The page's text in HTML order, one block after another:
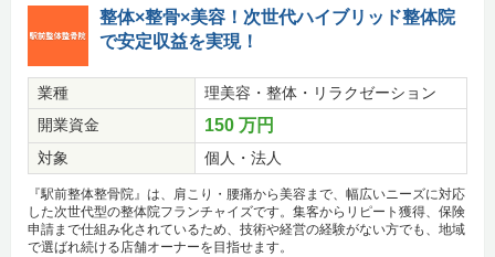
整体×整骨×美容！次世代ハイブリッド整体院
で安定収益を実現！
業種
理美容・整体・リラクゼーション
開業資金
150 万円
対象 個人・法人
『駅前整体整骨院』は、肩こり・腰痛から美容まで、幅広いニーズに対応
した次世代型の整体院フランチャイズです。集客からリピート獲得、保険
申請まで仕組み化されているため、技術や経営の経験がない方でも、地域
で選ばれ続ける店舗オーナーを目指せます。